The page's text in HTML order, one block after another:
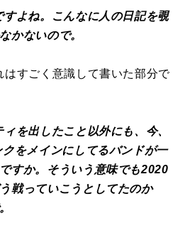
よね。こんなに人の日記を覗
かないので。
すごく意識して書いた部分で
を出したこと以外にも、今、
をメインにしてるバンドが一
すか。そういう意味でも2020
戦っていこうとしてたのか